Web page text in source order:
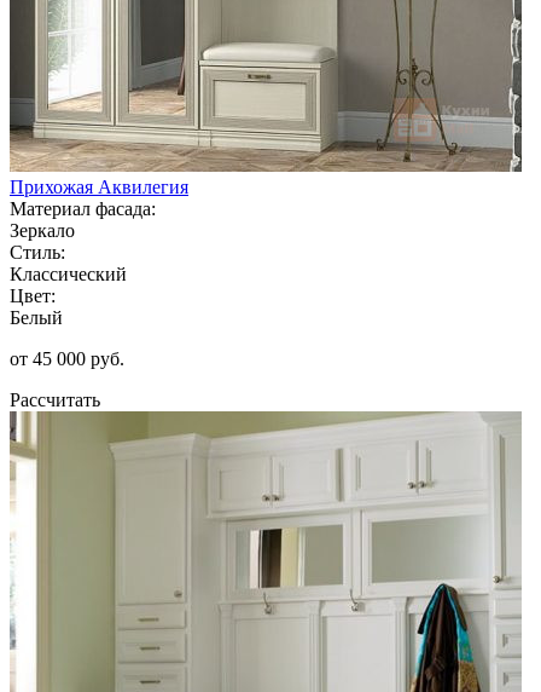
Прихожая Аквилегия
Материал фасада:
Зеркало
Стиль:
Классический
Цвет:
Белый
от 45 000 руб.
Рассчитать